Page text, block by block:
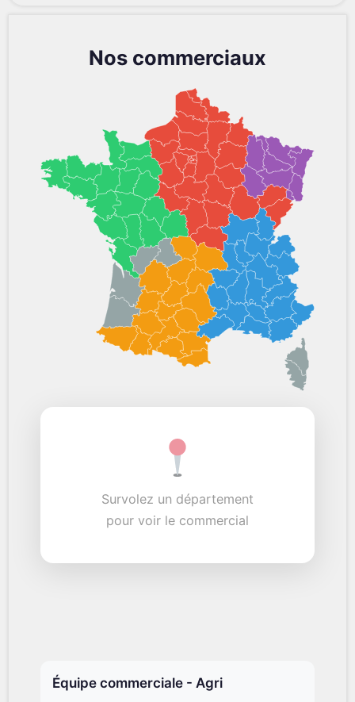
Nos commerciaux
Survolez un département
pour voir le commercial
Équipe commerciale - Agri